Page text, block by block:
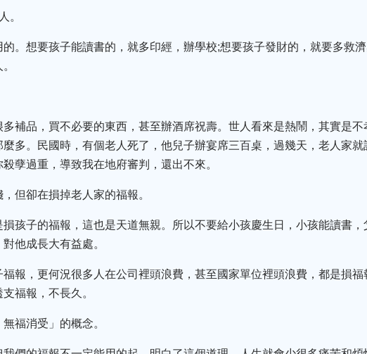
。
。想要孩子能讀書的，就多印經，辦學校;想要孩子發財的，就要多救
補品，買不必要的東西，甚至辦酒席祝壽。世人看來是熱鬧，其實是
多。民國時，有個老人死了，他兒子辦宴席三百桌，過幾天，老人家
孽過重，導致我在地府審判，還出不來。
但卻在損掉老人家的福報。
孩子的福報，這也是天道無親。所以不要給小孩慶生日，小孩能讀書，
他成長大有益處。
報，更何況很多人在公司裡頭浪費，甚至國家單位裡頭浪費，都是損
福報，不長久。
福消受」的概念。